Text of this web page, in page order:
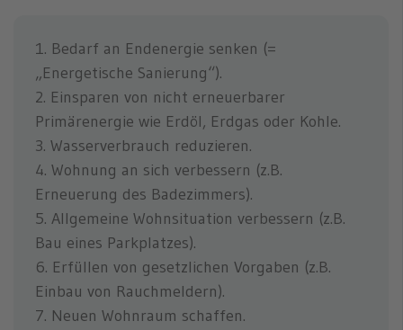
1. Bedarf an Endenergie senken (=
„Energetische Sanierung“).
2. Einsparen von nicht erneuerbarer
Primärenergie wie Erdöl, Erdgas oder Kohle.
3. Wasserverbrauch reduzieren.
4. Wohnung an sich verbessern (z.B.
Erneuerung des Badezimmers).
5. Allgemeine Wohnsituation verbessern (z.B.
Bau eines Parkplatzes).
6. Erfüllen von gesetzlichen Vorgaben (z.B.
Einbau von Rauchmeldern).
7. Neuen Wohnraum schaffen.